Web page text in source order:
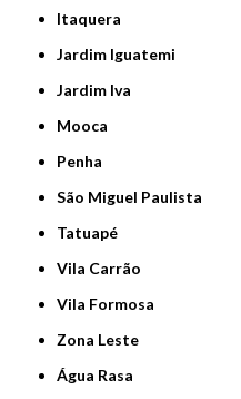
Itaquera
Jardim Iguatemi
Jardim Iva
Mooca
Penha
São Miguel Paulista
Tatuapé
Vila Carrão
Vila Formosa
Zona Leste
Água Rasa